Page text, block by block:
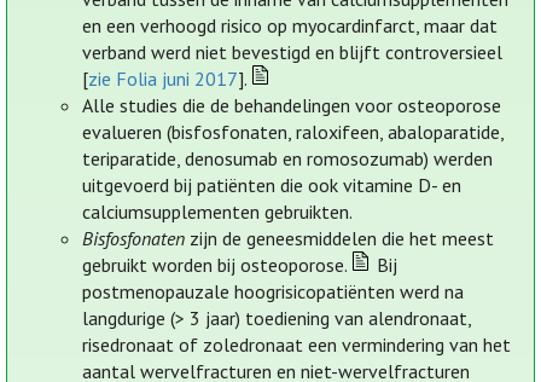
en een verhoogd risico op myocardinfarct, maar dat
verband werd niet bevestigd en blijft controversieel
[zie Folia juni 2017].
Alle studies die de behandelingen voor osteoporose
evalueren (bisfosfonaten, raloxifeen, abaloparatide,
teriparatide, denosumab en romosozumab) werden
uitgevoerd bij patiënten die ook vitamine D- en
calciumsupplementen gebruikten.
Bisfosfonaten zijn de geneesmiddelen die het meest
gebruikt worden bij osteoporose.
Bij
postmenopauzale hoogrisicopatiënten werd na
langdurige (> 3 jaar) toediening van alendronaat,
risedronaat of zoledronaat een vermindering van het
aantal wervelfracturen en niet-wervelfracturen